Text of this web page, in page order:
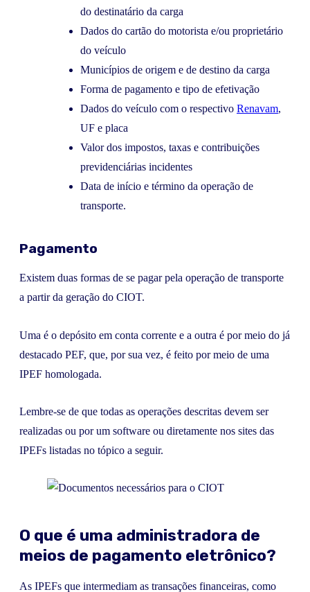
do destinatário da carga
Dados do cartão do motorista e/ou proprietário
do veículo
Municípios de origem e de destino da carga
Forma de pagamento e tipo de efetivação
Dados do veículo com o respectivo Renavam,
UF e placa
Valor dos impostos, taxas e contribuições
previdenciárias incidentes
Data de início e término da operação de
transporte.
Pagamento
Existem duas formas de se pagar pela operação de transporte
a partir da geração do CIOT.
Uma é o depósito em conta corrente e a outra é por meio do já
destacado PEF, que, por sua vez, é feito por meio de uma
IPEF homologada.
Lembre-se de que todas as operações descritas devem ser
realizadas ou por um software ou diretamente nos sites das
IPEFs listadas no tópico a seguir.
O que é uma administradora de
meios de pagamento eletrônico?
As IPEFs que intermediam as transações financeiras, como